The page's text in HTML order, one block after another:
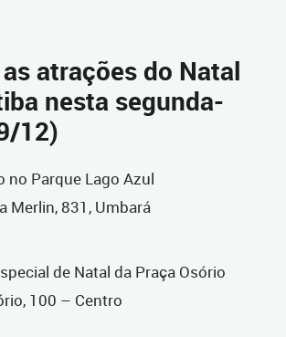
atrações do Natal
nesta segunda-
12)
no Parque Lago Azul
Merlin, 831, Umbará
de Natal da Praça Osório
100 – Centro